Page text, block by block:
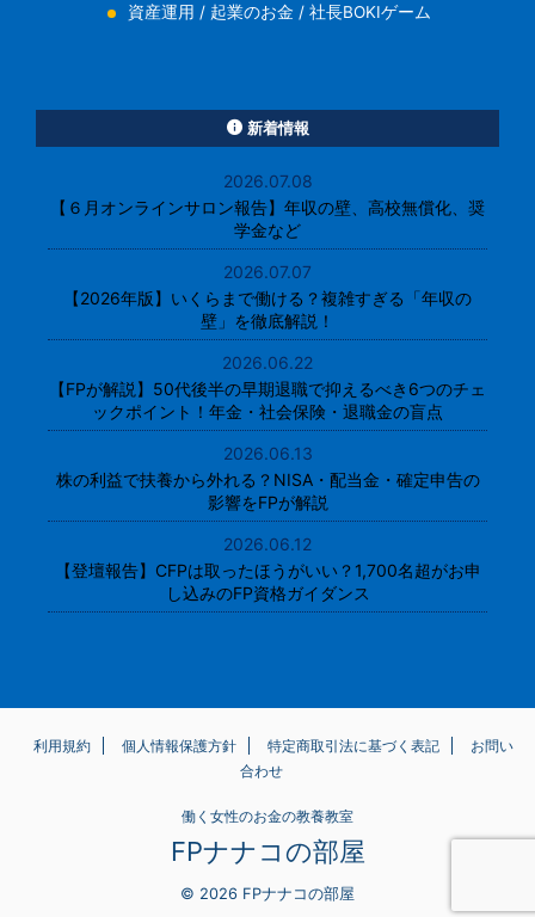
資産運用 / 起業のお金 /社長BOKIゲーム
新着情報
2026.07.08
【６月オンラインサロン報告】年収の壁、高校無償化、奨
学金など
2026.07.07
【2026年版】いくらまで働ける？複雑すぎる「年収の
壁」を徹底解説！
2026.06.22
【FPが解説】50代後半の早期退職で抑えるべき6つのチェ
ックポイント！年金・社会保険・退職金の盲点
2026.06.13
株の利益で扶養から外れる？NISA・配当金・確定申告の
影響をFPが解説
2026.06.12
【登壇報告】CFPは取ったほうがいい？1,700名超がお申
し込みのFP資格ガイダンス
利用規約 個人情報保護方針 特定商取引法に基づく表記
お問い
合わせ
働く女性のお金の教養教室
FPナナコの部屋
© 2026 FPナナコの部屋